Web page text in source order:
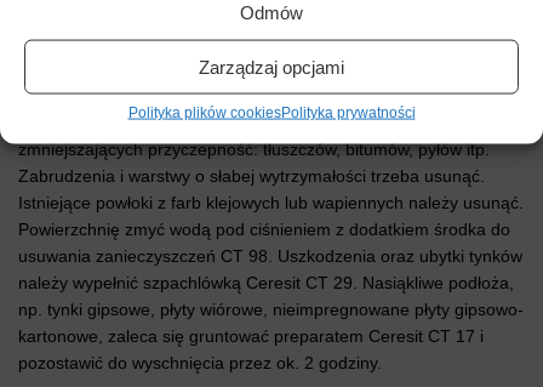
Odmów
Zarządzaj opcjami
Polityka plików cookiesPolityka prywatności
Przygotowanie podłoża:
Podłoża, które mają być pokryte gruntem kwarcowym Ceresit CT
16, muszą być równe, zwarte, suche i wolne od substancji
zmniejszających przyczepność: tłuszczów, bitumów, pyłów itp.
Zabrudzenia i warstwy o słabej wytrzymałości trzeba usunąć.
Istniejące powłoki z farb klejowych lub wapiennych należy usunąć.
Powierzchnię zmyć wodą pod ciśnieniem z dodatkiem środka do
usuwania zanieczyszczeń CT 98. Uszkodzenia oraz ubytki tynków
należy wypełnić szpachlówką Ceresit CT 29. Nasiąkliwe podłoża,
np. tynki gipsowe, płyty wiórowe, nieimpregnowane płyty gipsowo-
kartonowe, zaleca się gruntować preparatem Ceresit CT 17 i
pozostawić do wyschnięcia przez ok. 2 godziny.